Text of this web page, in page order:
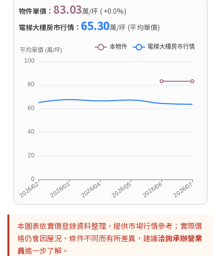
物件單價： 83.03萬/坪 ( +0.0%)
電梯大樓房市行情： 65.30萬/坪 (平均單價)
本圖表依實價登錄資料整理，提供市場行情參考；實際價
格仍會因屋況、條件不同而有所差異，建議洽詢承辦營業
員進一步了解。